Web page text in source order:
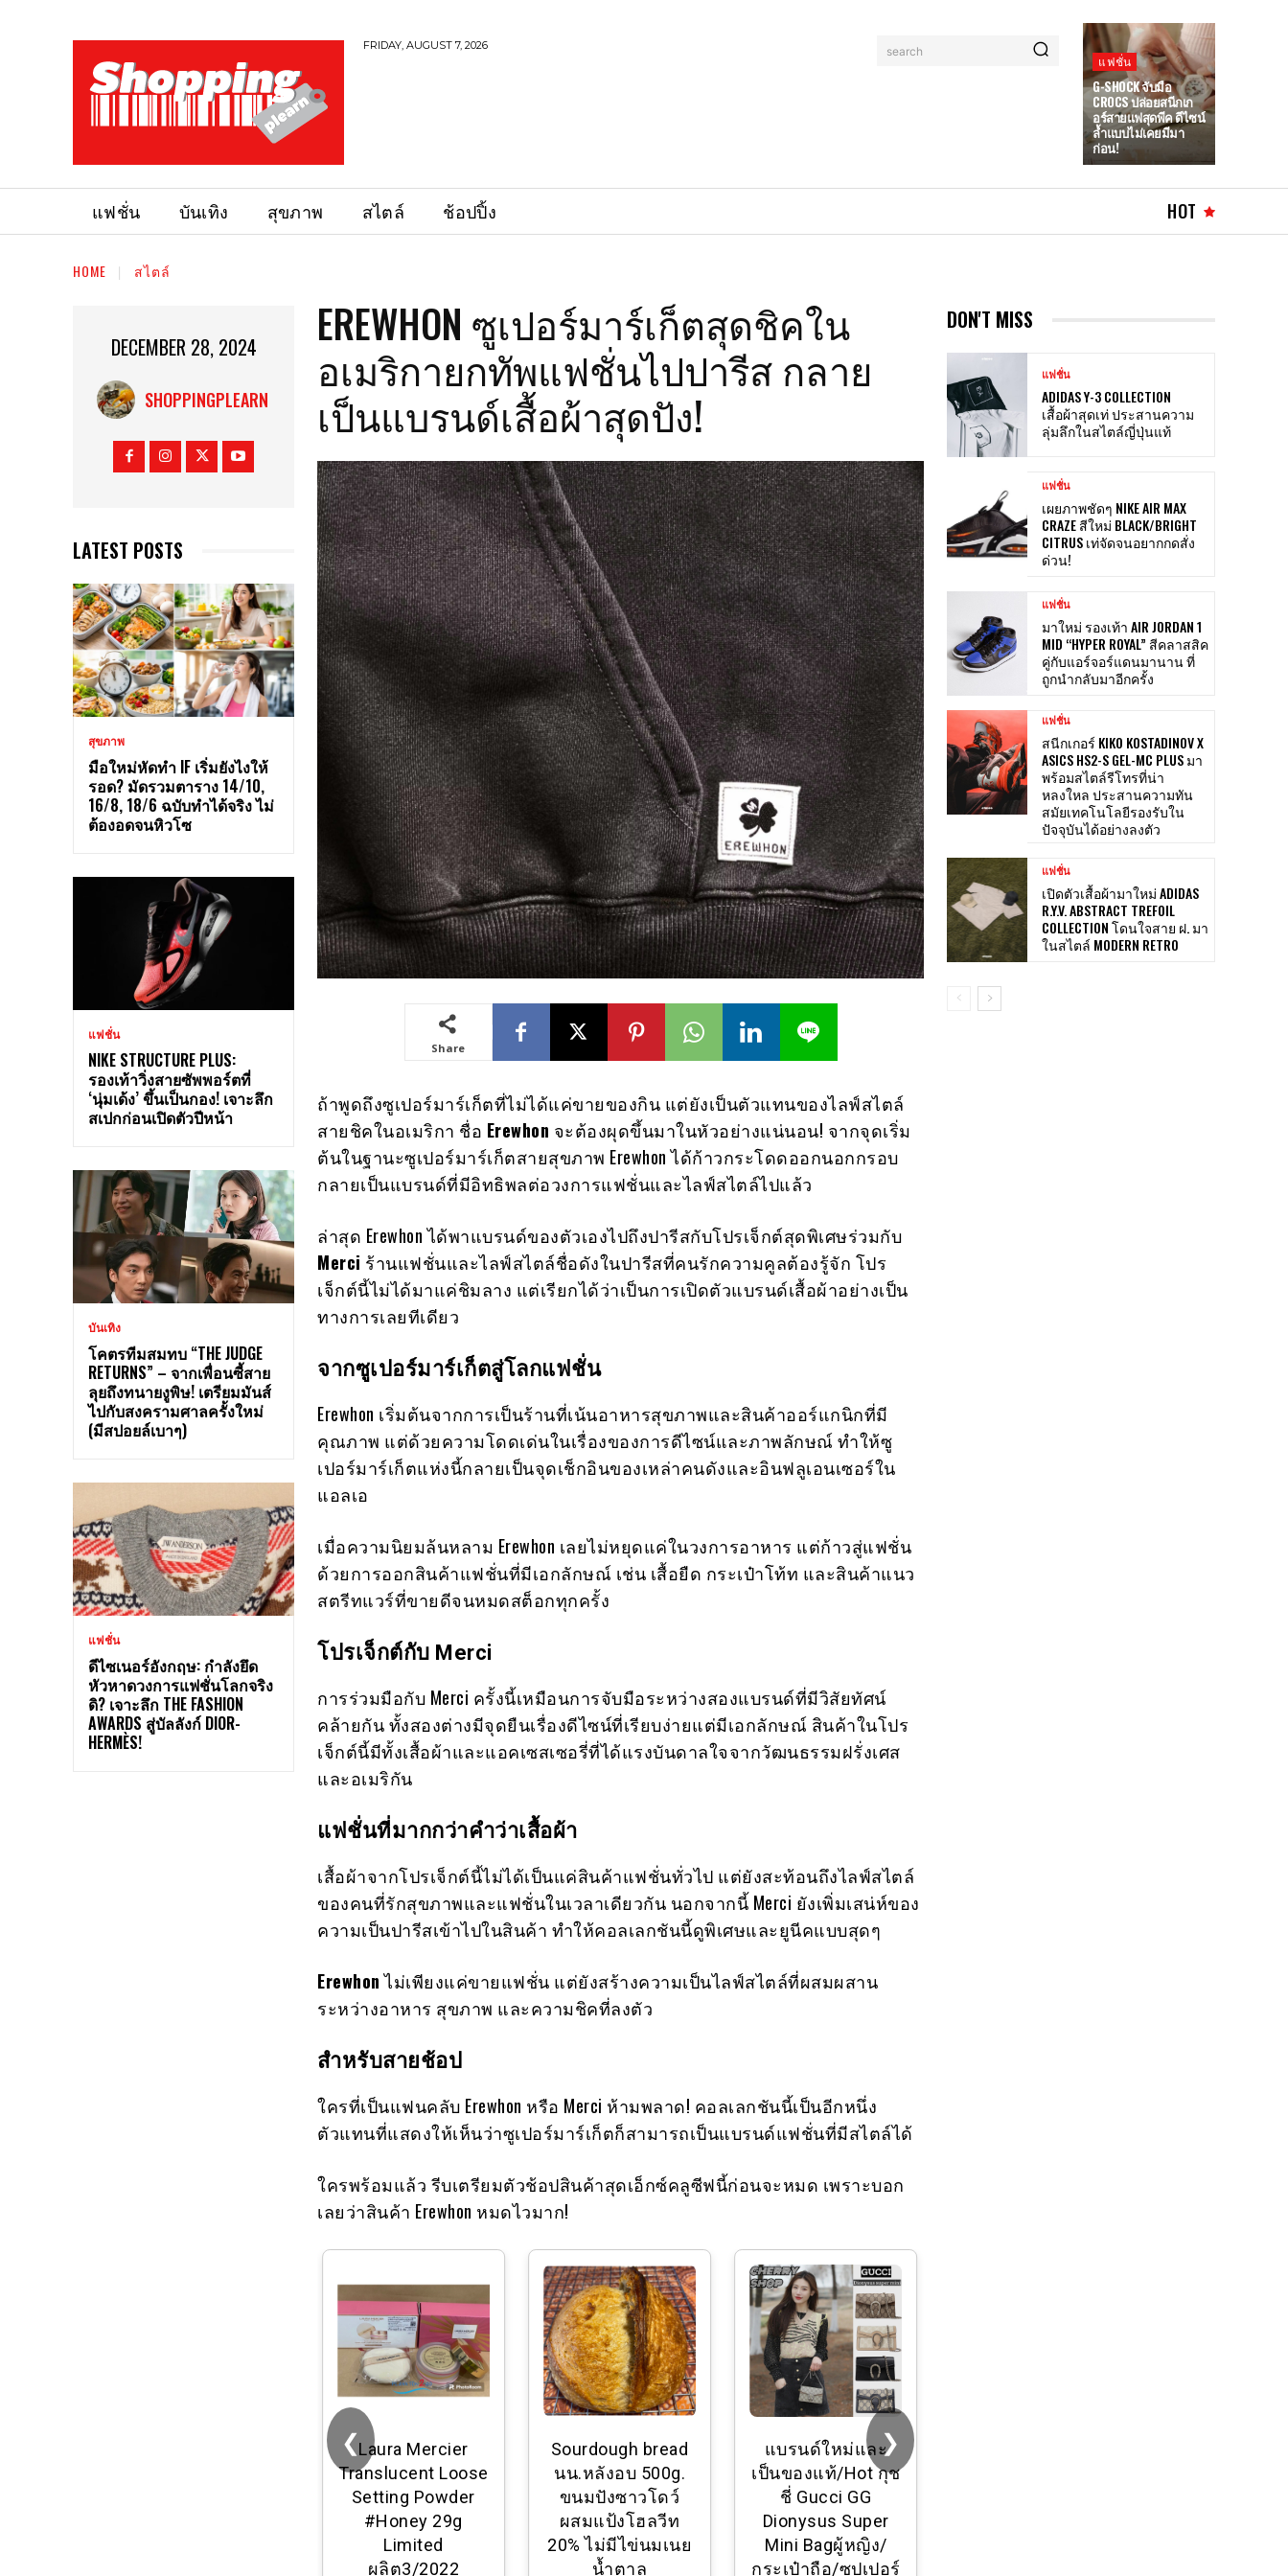
FRIDAY, AUGUST 7, 2026 search
แฟชั่น
G-SHOCK จับมือ
CROCS ปล่อยสนีกเก
อร์สายแฟสุดพีค ดีไซน์
ล้ำแบบไม่เคยมีมา
ก่อน!
แฟชั่น บันเทิง สุขภาพ สไตล์ ช้อปปิ้ง HOT
HOME สไตล์
DECEMBER 28, 2024
SHOPPINGPLEARN
LATEST POSTS
สุขภาพ
มือใหม่หัดทำ IF เริ่มยังไงให้
รอด? มัดรวมตาราง 14/10,
16/8, 18/6 ฉบับทำได้จริง ไม่
ต้องอดจนหิวโซ
แฟชั่น
NIKE STRUCTURE PLUS:
รองเท้าวิ่งสายซัพพอร์ตที่
‘นุ่มเด้ง’ ขึ้นเป็นกอง! เจาะลึก
สเปกก่อนเปิดตัวปีหน้า
บันเทิง
โคตรทีมสมทบ “THE JUDGE
RETURNS” – จากเพื่อนซี้สาย
ลุยถึงทนายงูพิษ! เตรียมมันส์
ไปกับสงครามศาลครั้งใหม่
(มีสปอยล์เบาๆ)
แฟชั่น
ดีไซเนอร์อังกฤษ: กำลังยึด
หัวหาดวงการแฟชั่นโลกจริง
ดิ? เจาะลึก THE FASHION
AWARDS สู่บัลลังก์ DIOR-
HERMÈS!
EREWHON ซูเปอร์มาร์เก็ตสุดชิคใน
อเมริกายกทัพแฟชั่นไปปารีส กลาย
เป็นแบรนด์เสื้อผ้าสุดปัง!
Share
ถ้าพูดถึงซูเปอร์มาร์เก็ตที่ไม่ได้แค่ขายของกิน แต่ยังเป็นตัวแทนของไลฟ์สไตล์
สายชิคในอเมริกา ชื่อ Erewhon จะต้องผุดขึ้นมาในหัวอย่างแน่นอน! จากจุดเริ่ม
ต้นในฐานะซูเปอร์มาร์เก็ตสายสุขภาพ Erewhon ได้ก้าวกระโดดออกนอกกรอบ
กลายเป็นแบรนด์ที่มีอิทธิพลต่อวงการแฟชั่นและไลฟ์สไตล์ไปแล้ว
ล่าสุด Erewhon ได้พาแบรนด์ของตัวเองไปถึงปารีสกับโปรเจ็กต์สุดพิเศษร่วมกับ
Merci ร้านแฟชั่นและไลฟ์สไตล์ชื่อดังในปารีสที่คนรักความคูลต้องรู้จัก โปร
เจ็กต์นี้ไม่ได้มาแค่ชิมลาง แต่เรียกได้ว่าเป็นการเปิดตัวแบรนด์เสื้อผ้าอย่างเป็น
ทางการเลยทีเดียว
จากซูเปอร์มาร์เก็ตสู่โลกแฟชั่น
Erewhon เริ่มต้นจากการเป็นร้านที่เน้นอาหารสุขภาพและสินค้าออร์แกนิกที่มี
คุณภาพ แต่ด้วยความโดดเด่นในเรื่องของการดีไซน์และภาพลักษณ์ ทำให้ซู
เปอร์มาร์เก็ตแห่งนี้กลายเป็นจุดเช็กอินของเหล่าคนดังและอินฟลูเอนเซอร์ใน
แอลเอ
เมื่อความนิยมล้นหลาม Erewhon เลยไม่หยุดแค่ในวงการอาหาร แต่ก้าวสู่แฟชั่น
ด้วยการออกสินค้าแฟชั่นที่มีเอกลักษณ์ เช่น เสื้อยืด กระเป๋าโท้ท และสินค้าแนว
สตรีทแวร์ที่ขายดีจนหมดสต็อกทุกครั้ง
โปรเจ็กต์กับ Merci
การร่วมมือกับ Merci ครั้งนี้เหมือนการจับมือระหว่างสองแบรนด์ที่มีวิสัยทัศน์
คล้ายกัน ทั้งสองต่างมีจุดยืนเรื่องดีไซน์ที่เรียบง่ายแต่มีเอกลักษณ์ สินค้าในโปร
เจ็กต์นี้มีทั้งเสื้อผ้าและแอคเซสเซอรี่ที่ได้แรงบันดาลใจจากวัฒนธรรมฝรั่งเศส
และอเมริกัน
แฟชั่นที่มากกว่าคำว่าเสื้อผ้า
เสื้อผ้าจากโปรเจ็กต์นี้ไม่ได้เป็นแค่สินค้าแฟชั่นทั่วไป แต่ยังสะท้อนถึงไลฟ์สไตล์
ของคนที่รักสุขภาพและแฟชั่นในเวลาเดียวกัน นอกจากนี้ Merci ยังเพิ่มเสน่ห์ของ
ความเป็นปารีสเข้าไปในสินค้า ทำให้คอลเลกชันนี้ดูพิเศษและยูนีคแบบสุดๆ
Erewhonไม่เพียงแค่ขายแฟชั่น แต่ยังสร้างความเป็นไลฟ์สไตล์ที่ผสมผสาน
ระหว่างอาหาร สุขภาพ และความชิคที่ลงตัว
สำหรับสายช้อป
ใครที่เป็นแฟนคลับ Erewhon หรือ Merci ห้ามพลาด! คอลเลกชันนี้เป็นอีกหนึ่ง
ตัวแทนที่แสดงให้เห็นว่าซูเปอร์มาร์เก็ตก็สามารถเป็นแบรนด์แฟชั่นที่มีสไตล์ได้
ใครพร้อมแล้ว รีบเตรียมตัวช้อปสินค้าสุดเอ็กซ์คลูซีฟนี้ก่อนจะหมด เพราะบอก
เลยว่าสินค้า Erewhon หมดไวมาก!
Laura Mercier
Translucent Loose
Setting Powder
#Honey 29g
Limited
ผลิต3/2022
Sourdough bread
นน.หลังอบ 500g.
ขนมปังซาวโดว์
ผสมแป้งโฮลวีท
20% ไม่มีไข่นมเนย
น้ำตาล
แบรนด์ใหม่และ
เป็นของแท้/Hot กุช
ชี่ Gucci GG
Dionysus Super
Mini Bagผู้หญิง/
กระเป๋าถือ/ซุปเปอร์
❮ ❯
DON'T MISS
แฟชั่น
ADIDAS Y-3 COLLECTION
เสื้อผ้าสุดเท่ ประสานความ
ลุ่มลึกในสไตล์ญี่ปุ่นแท้
แฟชั่น
เผยภาพชัดๆ NIKE AIR MAX
CRAZE สีใหม่ BLACK/BRIGHT
CITRUS เท่จัดจนอยากกดสั่ง
ด่วน!
แฟชั่น
มาใหม่ รองเท้า AIR JORDAN 1
MID “HYPER ROYAL” สีคลาสสิค
คู่กับแอร์จอร์แดนมานาน ที่
ถูกนำกลับมาอีกครั้ง
แฟชั่น
สนีกเกอร์ KIKO KOSTADINOV X
ASICS HS2-S GEL-MC PLUS มา
พร้อมสไตล์รีโทรที่น่า
หลงใหล ประสานความทัน
สมัยเทคโนโลยีรองรับใน
ปัจจุบันได้อย่างลงตัว
แฟชั่น
เปิดตัวเสื้อผ้ามาใหม่ ADIDAS
R.Y.V. ABSTRACT TREFOIL
COLLECTION โดนใจสาย ฝ. มา
ในสไตล์ MODERN RETRO